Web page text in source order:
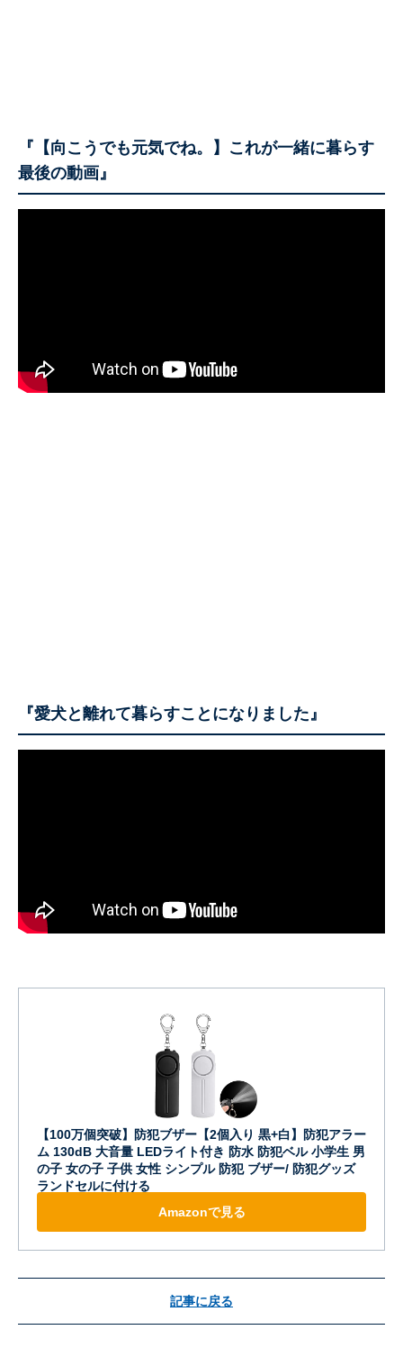
『【向こうでも元気でね。】これが一緒に暮らす
最後の動画』
『愛犬と離れて暮らすことになりました』
【100万個突破】防犯ブザー【2個入り 黒+白】防犯アラー
ム 130dB 大音量 LEDライト付き 防水 防犯ベル 小学生 男
の子 女の子 子供 女性 シンプル 防犯 ブザー/ 防犯グッズ
ランドセルに付ける
Amazonで見る
記事に戻る